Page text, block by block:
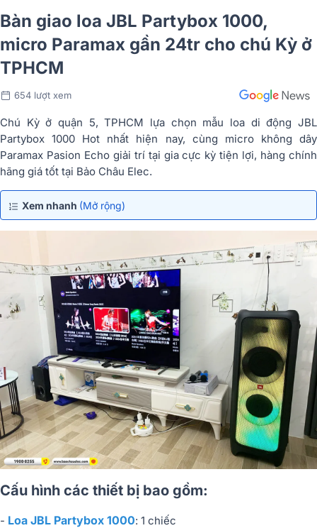
Bàn giao loa JBL Partybox 1000,
micro Paramax gần 24tr cho chú Kỳ ở
TPHCM
654 lượt xem
Chú Kỳ ở quận 5, TPHCM lựa chọn mẫu loa di động JBL
Partybox 1000 Hot nhất hiện nay, cùng micro không dây
Paramax Pasion Echo giải trí tại gia cực kỳ tiện lợi, hàng chính
hãng giá tốt tại Bảo Châu Elec.
Xem nhanh (Mở rộng)
Cấu hình các thiết bị bao gồm:
- Loa JBL Partybox 1000: 1 chiếc